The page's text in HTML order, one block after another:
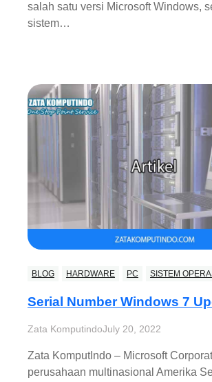
salah satu versi Microsoft Windows,
sistem…
BLOG HARDWARE PC SISTEM
Serial Number Windows 7
Zata KomputindoJuly 20, 2022
Zata KomputIndo – Microsoft
perusahaan multinasional Amerika